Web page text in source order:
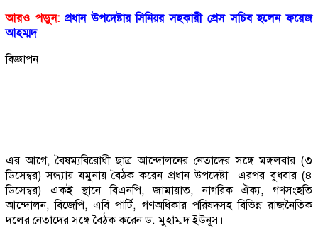
আরও পড়ুন: প্রধান উপদেষ্টার সিনিয়র সহকারী প্রেস সচিব হলেন ফয়েজ
আহম্মদ
বিজ্ঞাপন
এর আগে, বৈষম্যবিরোধী ছাত্র আন্দোলনের নেতাদের সঙ্গে মঙ্গলবার (৩
ডিসেম্বর) সন্ধ্যায় যমুনায় বৈঠক করেন প্রধান উপদেষ্টা। এরপর বুধবার (৪
ডিসেম্বর) একই স্থানে বিএনপি, জামায়াত, নাগরিক ঐক্য, গণসংহতি
আন্দোলন, বিজেপি, এবি পার্টি, গণঅধিকার পরিষদসহ বিভিন্ন রাজনৈতিক
দলের নেতাদের সঙ্গে বৈঠক করেন ড. মুহাম্মদ ইউনূস।